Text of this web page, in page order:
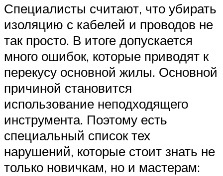
Специалисты считают, что убирать
изоляцию с кабелей и проводов не
так просто. В итоге допускается
много ошибок, которые приводят к
перекусу основной жилы. Основной
причиной становится
использование неподходящего
инструмента. Поэтому есть
специальный список тех
нарушений, которые стоит знать не
только новичкам, но и мастерам: